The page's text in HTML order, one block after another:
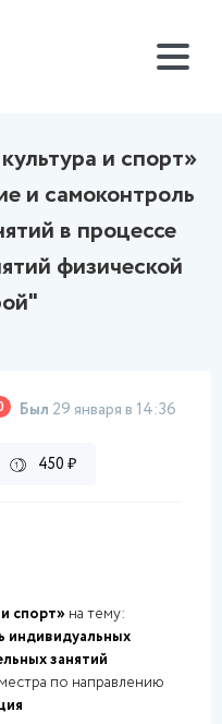
и спорт»
и самоконтроль
в процессе
физической
Был 29 января в 14:36
450 ₽
спорт» на тему:
индивидуальных
занятий
по направлению